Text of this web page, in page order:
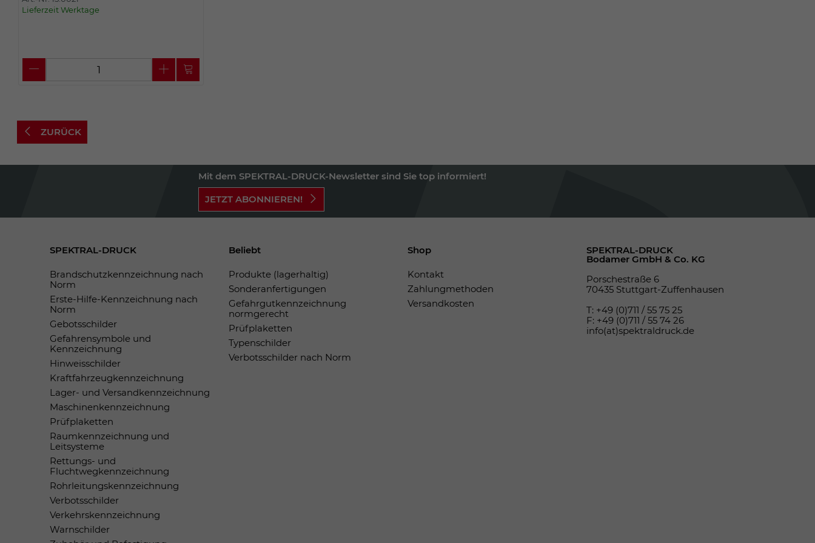
Lieferzeit Werktage
ZURÜCK
Mit dem SPEKTRAL-DRUCK-Newsletter sind Sie top informiert!
JETZT ABONNIEREN!
SPEKTRAL-DRUCK
Brandschutzkennzeichnung nach
Norm
Erste-Hilfe-Kennzeichnung nach
Norm
Gebotsschilder
Gefahrensymbole und
Kennzeichnung
Hinweisschilder
Kraftfahrzeugkennzeichnung
Lager- und Versandkennzeichnung
Maschinenkennzeichnung
Prüfplaketten
Raumkennzeichnung und
Leitsysteme
Rettungs- und
Fluchtwegkennzeichnung
Rohrleitungskennzeichnung
Verbotsschilder
Verkehrskennzeichnung
Warnschilder
Beliebt
Produkte (lagerhaltig)
Sonderanfertigungen
Gefahrgutkennzeichnung
normgerecht
Prüfplaketten
Typenschilder
Verbotsschilder nach Norm
Shop
Kontakt
Zahlungmethoden
Versandkosten
SPEKTRAL-DRUCK
Bodamer GmbH & Co. KG
Porschestraße 6
70435 Stuttgart-Zuffenhausen
T: +49 (0)711 / 55 75 25
F: +49 (0)711 / 55 74 26
info(at)spektraldruck.de